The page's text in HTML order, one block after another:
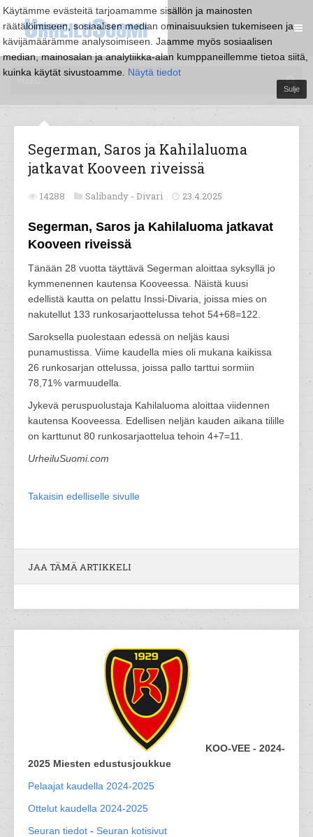
Käytämme evästeitä tarjoamamme sisällön ja mainosten
räätälöimiseen, sosiaalisen median ominaisuuksien tukemiseen ja
kävijämäärämme analysoimiseen. Jaamme myös sosiaalisen
median, mainosalan ja analytiikka-alan kumppaneillemme tietoa siitä,
kuinka käytät sivustoamme. Näytä tiedot
Sulje
Segerman, Saros ja Kahilaluoma
jatkavat Kooveen riveissä
14288 Salibandy - Divari 23.4.2025
Segerman, Saros ja Kahilaluoma jatkavat
Kooveen riveissä
Tänään 28 vuotta täyttävä Segerman aloittaa syksyllä jo
kymmenennen kautensa Kooveessa. Näistä kuusi
edellistä kautta on pelattu Inssi-Divaria, joissa mies on
nakutellut 133 runkosarjaottelussa tehot 54+68=122.
Saroksella puolestaan edessä on neljäs kausi
punamustissa. Viime kaudella mies oli mukana kaikissa
26 runkosarjan ottelussa, joissa pallo tarttui sormiin
78,71% varmuudella.
Jykevä peruspuolustaja Kahilaluoma aloittaa viidennen
kautensa Kooveessa. Edellisen neljän kauden aikana tilille
on karttunut 80 runkosarjaottelua tehoin 4+7=11.
UrheiluSuomi.com
Takaisin edelliselle sivulle
JAA TÄMÄ ARTIKKELI
KOO-VEE - 2024-
2025 Miesten edustusjoukkue
Pelaajat kaudella 2024-2025
Ottelut kaudella 2024-2025
Seuran tiedot - Seuran kotisivut